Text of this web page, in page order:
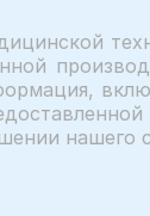
нашего